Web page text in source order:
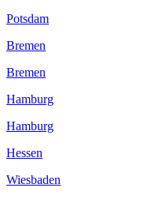
Potsdam
Bremen
Bremen
Hamburg
Hamburg
Hessen
Wiesbaden